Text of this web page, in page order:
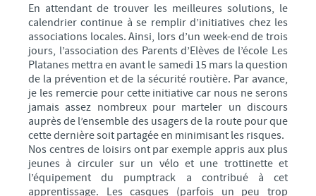
En attendant de trouver les meilleures solutions, le
calendrier continue à se remplir d’initiatives chez les
associations locales. Ainsi, lors d’un week-end de trois
jours, l’association des Parents d’Elèves de l’école Les
Platanes mettra en avant le samedi 15 mars la question
de la prévention et de la sécurité routière. Par avance,
je les remercie pour cette initiative car nous ne serons
jamais assez nombreux pour marteler un discours
auprès de l’ensemble des usagers de la route pour que
cette dernière soit partagée en minimisant les risques.
Nos centres de loisirs ont par exemple appris aux plus
jeunes à circuler sur un vélo et une trottinette et
l’équipement du pumptrack a contribué à cet
apprentissage. Les casques (parfois un peu trop